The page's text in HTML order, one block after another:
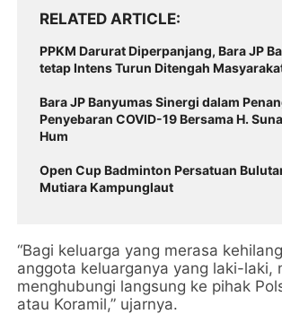
RELATED ARTICLE
PPKM Darurat Diperpanjang, Bara JP
tetap Intens Turun Ditengah
Bara JP Banyumas Sinergi dalam
Penyebaran COVID-19 Bersama H.
Hum
Open Cup Badminton Persatuan
Mutiara Kampunglaut
“Bagi keluarga yang merasa
anggota keluarganya yang laki-laki,
menghubungi langsung ke pihak
atau Koramil,” ujarnya.